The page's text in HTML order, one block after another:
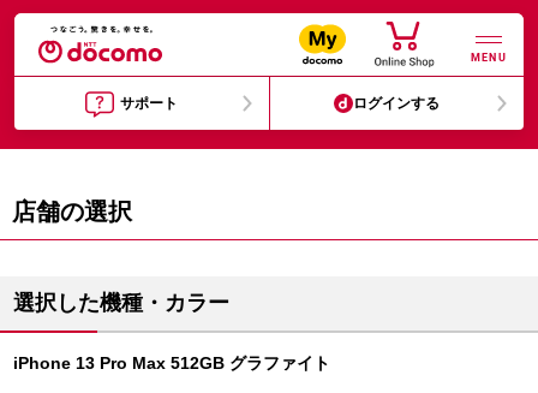
MENU
サポート ログインする
店舗の選択
選択した機種・カラー
iPhone 13 Pro Max 512GB グラファイト